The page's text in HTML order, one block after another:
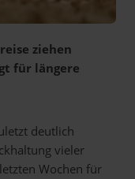
ziehen
für längere
deutlich
vieler
Wochen für